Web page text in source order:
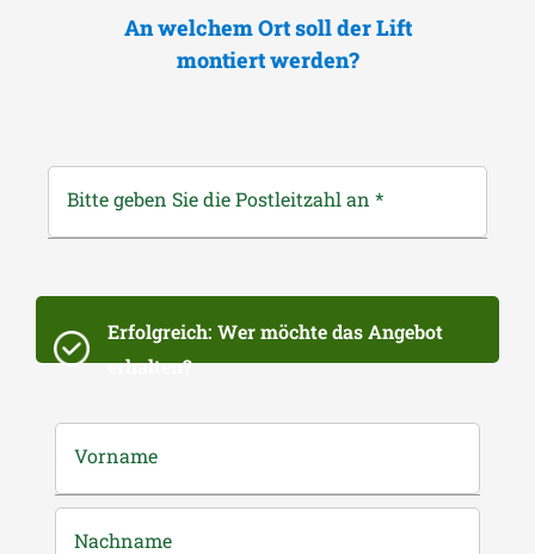
An welchem Ort soll der Lift
montiert werden?
Bitte geben Sie die Postleitzahl an *
Erfolgreich: Wer möchte das Angebot
erhalten?
Vorname
Nachname